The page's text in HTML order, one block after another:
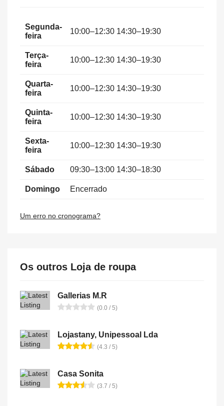
Segunda-
feira
10:00–12:30 14:30–19:30
Terça-
feira
10:00–12:30 14:30–19:30
Quarta-
feira
10:00–12:30 14:30–19:30
Quinta-
feira
10:00–12:30 14:30–19:30
Sexta-
feira
10:00–12:30 14:30–19:30
Sábado 09:30–13:00 14:30–18:30
Domingo Encerrado
Um erro no cronograma?
Os outros Loja de roupa
Gallerias M.R
(0.0 / 5)
Lojastany, Unipessoal Lda
(4.3 / 5)
Casa Sonita
(3.7 / 5)